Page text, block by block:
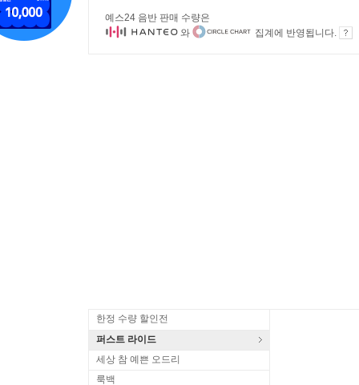
예스24 음반 판매 수량은
와
집계에 반영됩니다.
한정 수량 할인전
퍼스트 라이드
세상 참 예쁜 오드리
룩백